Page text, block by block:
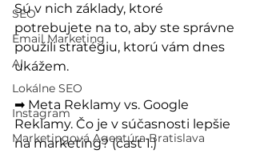
SEO
Email Marketing
AI
Lokálne SEO
Instagram
Marketingová Agentúra Bratislava
Sú v nich základy, ktoré
potrebujete na to, aby ste správne
použili stratégiu, ktorú vám dnes
ukážem.
➡ Meta Reklamy vs. Google
Reklamy. Čo je v súčasnosti lepšie
na marketing? (časť 1.)